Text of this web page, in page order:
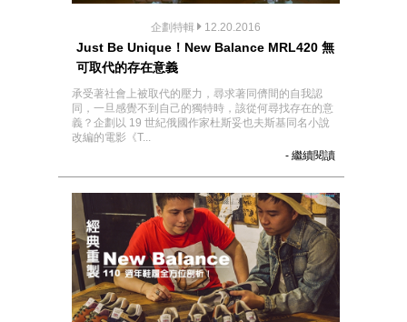
企劃特輯 12.20.2016
Just Be Unique！New Balance MRL420 無
可取代的存在意義
承受著社會上被取代的壓力，尋求著同儕間的自我認
同，一旦感覺不到自己的獨特時，該從何尋找存在的意
義？企劃以 19 世紀俄國作家杜斯妥也夫斯基同名小說
改編的電影《T...
- 繼續閱讀